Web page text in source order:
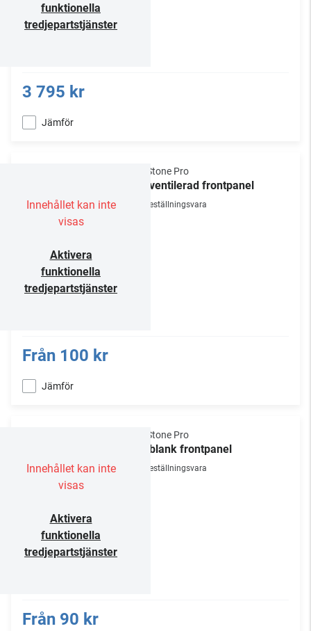
funktionella
tredjepartstjänster
3 795 kr
Jämför
Innehållet kan inte
visas
Aktivera
funktionella
tredjepartstjänster
NorStone Pro
19" ventilerad frontpanel
Beställningsvara
Från 100 kr
Jämför
Innehållet kan inte
visas
Aktivera
funktionella
tredjepartstjänster
NorStone Pro
19" blank frontpanel
Beställningsvara
Från 90 kr